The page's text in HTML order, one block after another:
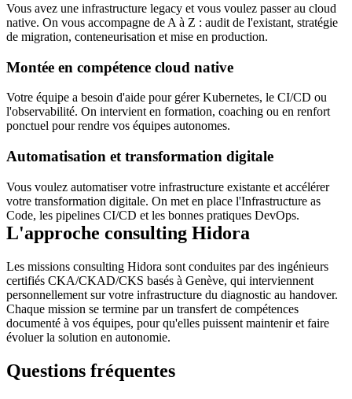
Vous avez une infrastructure legacy et vous voulez passer au cloud
native. On vous accompagne de A à Z : audit de l'existant, stratégie
de migration, conteneurisation et mise en production.
Montée en compétence cloud native
Votre équipe a besoin d'aide pour gérer Kubernetes, le CI/CD ou
l'observabilité. On intervient en formation, coaching ou en renfort
ponctuel pour rendre vos équipes autonomes.
Automatisation et transformation digitale
Vous voulez automatiser votre infrastructure existante et accélérer
votre transformation digitale. On met en place l'Infrastructure as
Code, les pipelines CI/CD et les bonnes pratiques DevOps.
L'approche consulting Hidora
Les missions consulting Hidora sont conduites par des ingénieurs
certifiés CKA/CKAD/CKS basés à Genève, qui interviennent
personnellement sur votre infrastructure du diagnostic au handover.
Chaque mission se termine par un transfert de compétences
documenté à vos équipes, pour qu'elles puissent maintenir et faire
évoluer la solution en autonomie.
Questions fréquentes